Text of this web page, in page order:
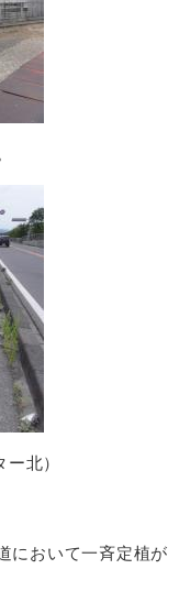
北）
において一斉定植が